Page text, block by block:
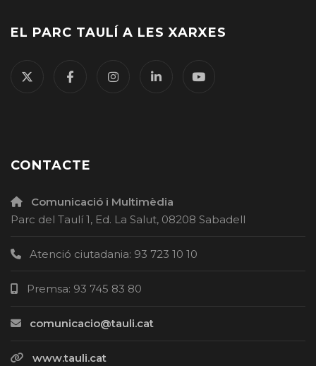
EL PARC TAULÍ A LES XARXES
CONTACTE
Comunicació i Multimèdia
Parc del Taulí 1, Ed. La Salut, 08208 Sabadell
Atenció ciutadania: 93 723 10 10
Premsa: 93 745 83 80
comunicacio@tauli.cat
www.tauli.cat